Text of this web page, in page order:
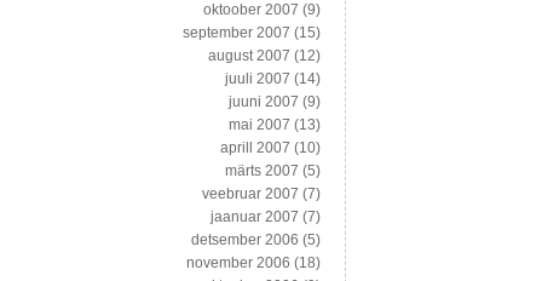
oktoober 2007 (9)
september 2007 (15)
august 2007 (12)
juuli 2007 (14)
juuni 2007 (9)
mai 2007 (13)
aprill 2007 (10)
märts 2007 (5)
veebruar 2007 (7)
jaanuar 2007 (7)
detsember 2006 (5)
november 2006 (18)